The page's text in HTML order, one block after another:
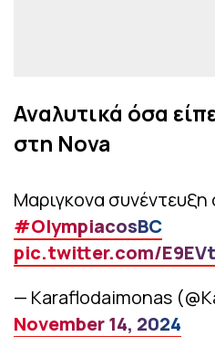
Αναλυτικά όσα
στη Nova
Μαριγκονα
#OlympiacosBC
pic.twitter.com/
— Karaflodaimonas
November 14, 2024